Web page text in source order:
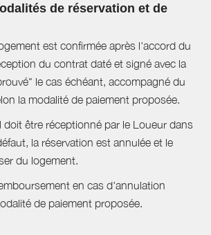
de réservation et de
est confirmée après l'accord du
du contrat daté et signé avec la
le cas échéant, accompagné du
la modalité de paiement proposée.
doit être réceptionné par le Loueur dans
la réservation est annulée et le
du logement.
en cas d'annulation
de paiement proposée.